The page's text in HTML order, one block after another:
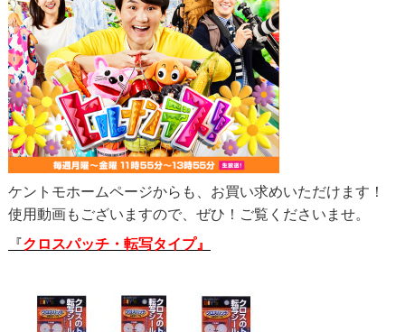
ケントモホームページからも、お買い求めいただけます！
使用動画もございますので、ぜひ！ご覧くださいませ。
『クロスパッチ・転写タイプ』